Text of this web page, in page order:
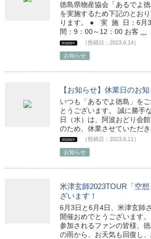
徳島県物産協会「あるでよ
を実施するため下記のとお
ります。 ● 実 施 日：6月
間：9：00～12：00 お客 ...
more» ［投稿日：2023.6.14］
お知らせ
【お知らせ】休業日のお
いつも「あるでよ徳島」を
とうございます。 誠に勝手
日（水）は、阿波おどり会
のため、休業させていただ
more» ［投稿日：2023.6.11］
お知らせ
米津玄師2023TOUR「空
ざいます！
6月3日と6月4日、米津玄師
開催おめでとうございます
参加されるファンの皆様、
の雨から、お天気も回復し